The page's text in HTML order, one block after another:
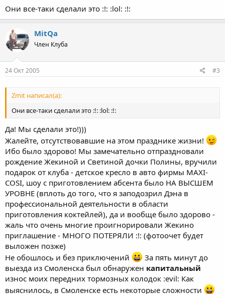
Они все-таки сделали это :!: :lol: :!:
MitQa
Член Клуба
24 Окт 2005 #3
Zmit написал(а):
Они все-таки сделали это :!: :lol: :!:
Да! Мы сделали это!)))
Жалейте, отсутствовавшие на этом празднике жизни!
Ибо было здорово! Мы замечательно отпраздновали
рождение Жекиной и Светиной дочки Полины, вручили
подарок от клуба - детское кресло в авто фирмы MAXI-
COSI, шоу с приготовлением абсента было НА ВЫСШЕМ
УРОВНЕ (вплоть до того, что я заподозрил Дэна в
профессиональной деятельности в области
приготовления коктейлей), да и вообще было здорово -
жаль что очень многие проигнорировали Жекино
приглашение - МНОГО ПОТЕРЯЛИ :!: (фотоочет будет
выложен позже)
Не обошлось и без приключений
За пять минут до
выезда из Смоленска был обнаружен капитальный
износ моих передних тормозных колодок :evil: Как
выяснилось, в Смоленске есть некоторые сложности